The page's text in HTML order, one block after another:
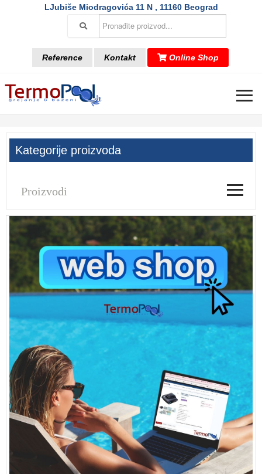
LJubiše Miodragovića 11 N , 11160 Beograd
Reference Kontakt Online Shop
≡
Kategorije proizvoda
Proizvodi ≡